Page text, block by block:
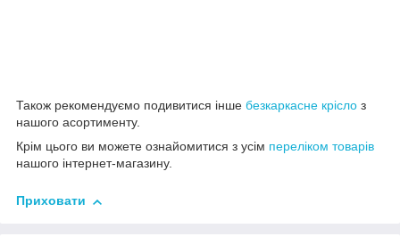
Також рекомендуємо подивитися інше безкаркасне крісло з
нашого асортименту.
Крім цього ви можете ознайомитися з усім переліком товарів
нашого інтернет-магазину.
Приховати